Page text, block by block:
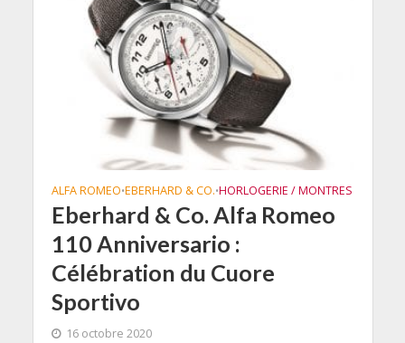
ALFA ROMEO•EBERHARD & CO.•HORLOGERIE / MONTRES
Eberhard & Co. Alfa Romeo
110 Anniversario :
Célébration du Cuore
Sportivo
16 octobre 2020